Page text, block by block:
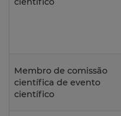
Membro de comissão
científica de evento
científico